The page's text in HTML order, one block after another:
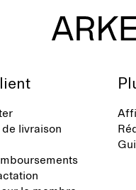
de livraison